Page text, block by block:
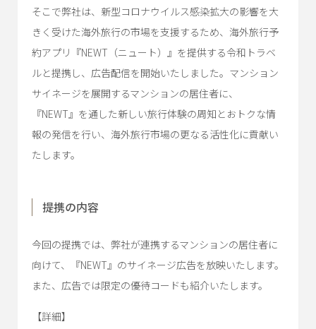
そこで弊社は、新型コロナウイルス感染拡大の影響を大
きく受けた海外旅行の市場を支援するため、海外旅行予
約アプリ『NEWT（ニュート）』を提供する令和トラベ
ルと提携し、広告配信を開始いたしました。マンション
サイネージを展開するマンションの居住者に、
『NEWT』を通した新しい旅行体験の周知とおトクな情
報の発信を行い、海外旅行市場の更なる活性化に貢献い
たします。
提携の内容
今回の提携では、弊社が連携するマンションの居住者に
向けて、『NEWT』のサイネージ広告を放映いたします。
また、広告では限定の優待コードも紹介いたします。
【詳細】